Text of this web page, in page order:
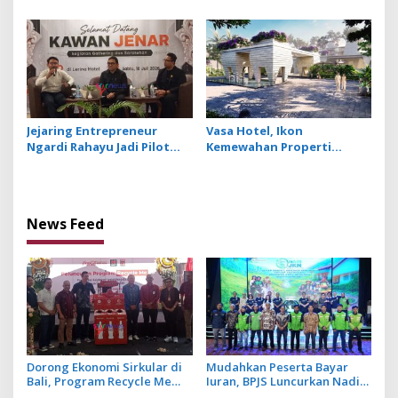
Grand Outlet Bali Resmi
Dibuka di KEK Kura Kura
Jejaring Entrepreneur
Ngardi Rahayu Jadi Pilot
Vasa Hotel, Ikon
Kemewahan Properti
News Feed
Dorong Ekonomi Sirkular di
Bali, Program Recycle Me
Mudahkan Peserta Bayar
Iuran, BPJS Luncurkan Nadi